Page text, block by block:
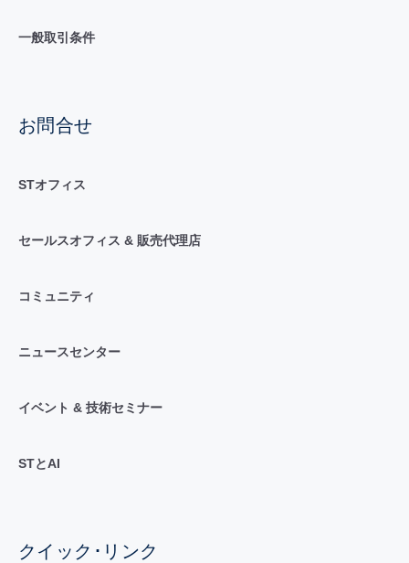
一般取引条件
お問合せ
STオフィス
セールスオフィス & 販売代理店
コミュニティ
ニュースセンター
イベント & 技術セミナー
STとAI
クイック･リンク